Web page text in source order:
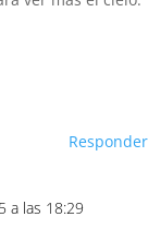
Responder
a las 18:29